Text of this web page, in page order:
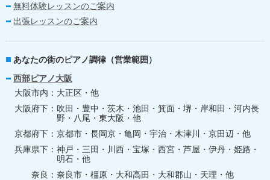
無料体験レッスンのご案内
出張レッスンのご案内
あなたの街のピアノ調律（営業範囲）
西部ピアノ大阪
大阪市内
大正区・他
大阪府下
吹田・豊中・茨木・池田・箕面・堺・岸和田・河内長
野・八尾・東大阪・他
京都府下
京都市・長岡京・亀岡・宇治・木津川・京田辺・他
兵庫県下
神戸・三田・川西・宝塚・西宮・芦屋・伊丹・姫路・
明石・他
奈良
奈良市・橿原・大和高田・大和郡山・天理・他